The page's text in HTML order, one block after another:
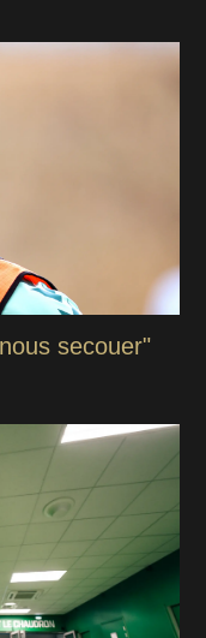
secouer"